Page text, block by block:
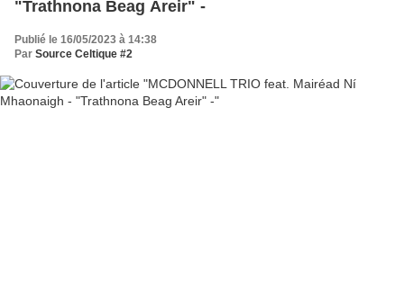
"Trathnona Beag Areir" -
Publié le 16/05/2023 à 14:38
Par Source Celtique #2